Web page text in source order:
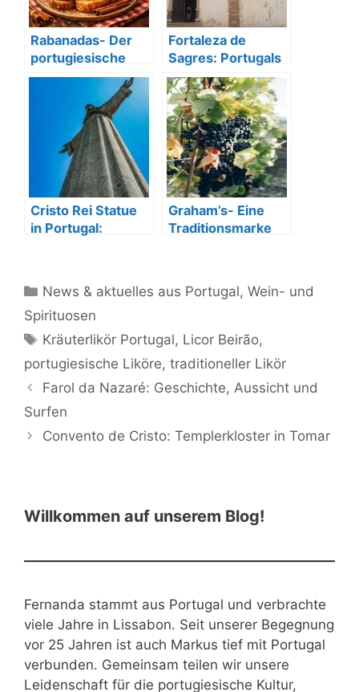
Rabanadas- Der
portugiesische
Arme Ritter
Fortaleza de
Sagres: Portugals
Tor zu den
Entdeckungen
Cristo Rei Statue
in Portugal:
Graham’s- Eine
Traditionsmarke
Kategorien
News & aktuelles aus Portugal,Wein- und
Spirituosen
Schlagwörter
Kräuterlikör Portugal, Licor Beirão,
portugiesische Liköre, traditioneller Likör
Farol da Nazaré: Geschichte, Aussicht und
Surfen
Convento de Cristo: Templerkloster in Tomar
Willkommen auf unserem Blog!
Fernanda stammt aus Portugal und verbrachte
viele Jahre in Lissabon. Seit unserer Begegnung
vor 25 Jahren ist auch Markus tief mit Portugal
verbunden. Gemeinsam teilen wir unsere
Leidenschaft für die portugiesische Kultur,